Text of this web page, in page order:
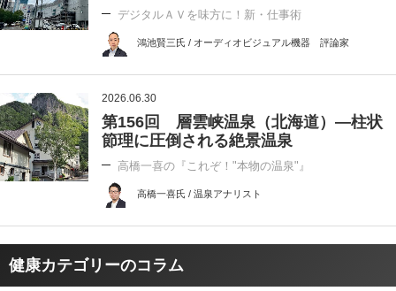
デジタルＡＶを味方に！新・仕事術
鴻池賢三氏 / オーディオビジュアル機器 評論家
2026.06.30
第156回 層雲峡温泉（北海道）―柱状
節理に圧倒される絶景温泉
高橋一喜の『これぞ！"本物の温泉"』
高橋一喜氏 / 温泉アナリスト
健康カテゴリーのコラム